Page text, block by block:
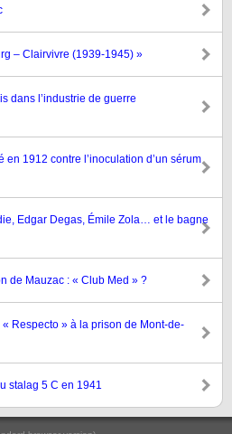
– Clairvivre (1939-1945) »
dans l’industrie de guerre
1912 contre l’inoculation d’un sérum
Edgar Degas, Émile Zola… et le bagne
de Mauzac : « Club Med » ?
Respecto » à la prison de Mont-de-
stalag 5 C en 1941